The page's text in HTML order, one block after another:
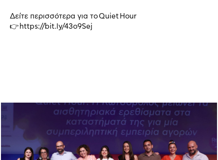
Δείτε περισσότερα για το Quiet Hour
👉 https://bit.ly/43o9Sej